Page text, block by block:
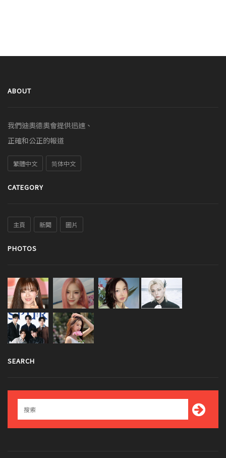
ABOUT
我們迪奧德奧會提供迅速、
正確和公正的報道
繁體中文 简体中文
CATEGORY
主頁 新聞 圖片
PHOTOS
SEARCH